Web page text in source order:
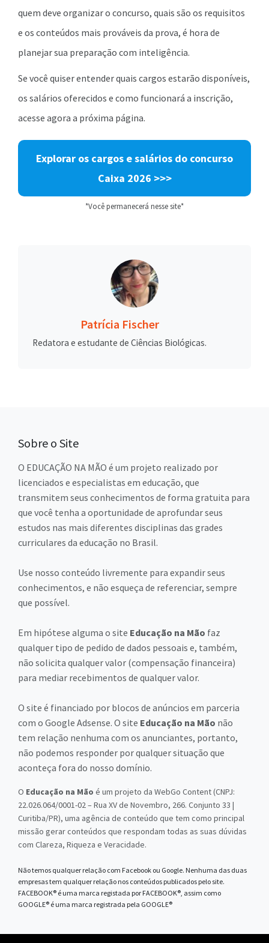
quem deve organizar o concurso, quais são os requisitos
e os conteúdos mais prováveis da prova, é hora de
planejar sua preparação com inteligência.
Se você quiser entender quais cargos estarão disponíveis,
os salários oferecidos e como funcionará a inscrição,
acesse agora a próxima página.
Explorar os cargos e salários do concurso
Caixa 2026 >>>
*Você permanecerá nesse site*
Patrícia Fischer
Redatora e estudante de Ciências Biológicas.
Sobre o Site
O EDUCAÇÃO NA MÃO é um projeto realizado por
licenciados e especialistas em educação, que
transmitem seus conhecimentos de forma gratuita para
que você tenha a oportunidade de aprofundar seus
estudos nas mais diferentes disciplinas das grades
curriculares da educação no Brasil.
Use nosso conteúdo livremente para expandir seus
conhecimentos, e não esqueça de referenciar, sempre
que possível.
Em hipótese alguma o site Educação na Mão faz
qualquer tipo de pedido de dados pessoais e, também,
não solicita qualquer valor (compensação financeira)
para mediar recebimentos de qualquer valor.
O site é financiado por blocos de anúncios em parceria
com o Google Adsense. O site Educação na Mão não
tem relação nenhuma com os anunciantes, portanto,
não podemos responder por qualquer situação que
aconteça fora do nosso domínio.
O Educação na Mão é um projeto da WebGo Content (CNPJ:
22.026.064/0001-02 – Rua XV de Novembro, 266. Conjunto 33 |
Curitiba/PR), uma agência de conteúdo que tem como principal
missão gerar conteúdos que respondam todas as suas dúvidas
com Clareza, Riqueza e Veracidade.
Não temos qualquer relação com Facebook ou Google. Nenhuma das duas
empresas tem qualquer relação nos conteúdos publicados pelo site.
FACEBOOK® é uma marca registada por FACEBOOK®, assim como
GOOGLE® é uma marca registrada pela GOOGLE®